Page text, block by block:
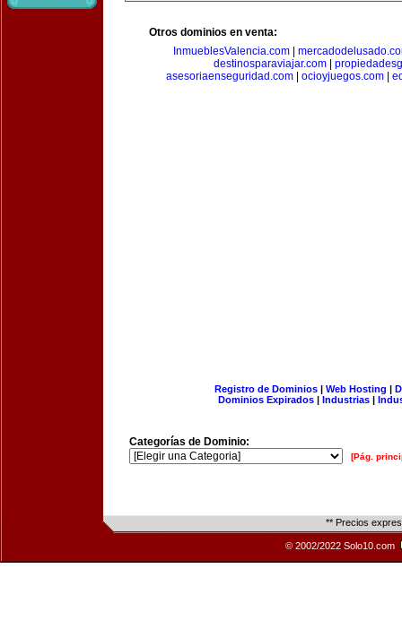
Otros dominios en venta:
InmueblesValencia.com|
destinosparaviajar.com
asesoriaenseguridad.com
ocioyjuegos.com
Registro de Dominios| Web Hosting |
Dominios Expirados | Industrias |
Categorías de Dominio:
[Pág.
** Precios
© 2002/2022 Solo10.com